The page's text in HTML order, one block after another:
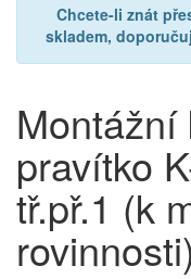
Chcete-li znát
skladem,
pravítko
tř.př.1 (k